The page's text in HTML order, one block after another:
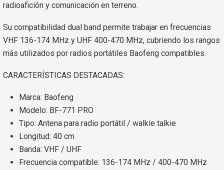
radioafición y comunicación en terreno.
Su compatibilidad dual band permite trabajar en frecuencias
VHF 136-174 MHz y UHF 400-470 MHz, cubriendo los rangos
más utilizados por radios portátiles Baofeng compatibles.
CARACTERÍSTICAS DESTACADAS:
Marca: Baofeng
Modelo: BF-771 PRO
Tipo: Antena para radio portátil / walkie talkie
Longitud: 40 cm
Banda: VHF / UHF
Frecuencia compatible: 136-174 MHz / 400-470 MHz